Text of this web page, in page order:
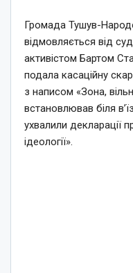
Громада Тушув-
відмовляється від
активістом Бартом
подала касаційну
з написом «Зона,
встановлював біля
ухвалили декларації
ідеології».